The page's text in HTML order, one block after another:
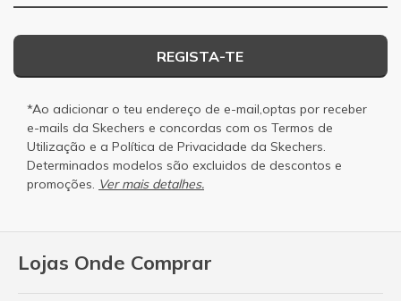
Lojas Onde Comprar
REGISTA-TE
*Ao adicionar o teu endereço de e-mail,optas por receber
e-mails da Skechers e concordas com os Termos de
Utilização e a Política de Privacidade da Skechers.
Determinados modelos são excluidos de descontos e
promoções. Ver mais detalhes.